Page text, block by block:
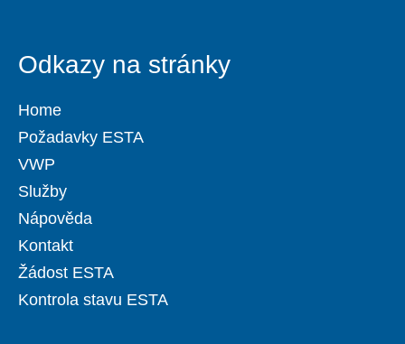
Odkazy na stránky
Home
Požadavky ESTA
VWP
Služby
Nápověda
Kontakt
Žádost ESTA
Kontrola stavu ESTA